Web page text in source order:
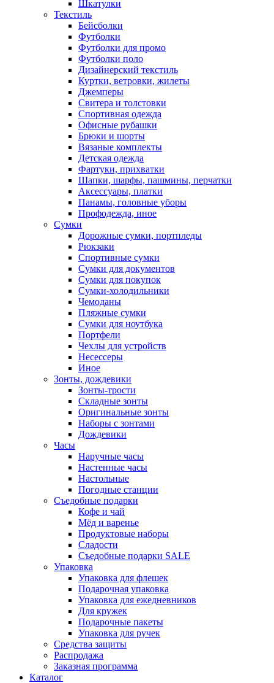
Шкатулки
Текстиль
Бейсболки
Футболки
Футболки для промо
Футболки поло
Дизайнерский текстиль
Куртки, ветровки, жилеты
Джемперы
Свитера и толстовки
Спортивная одежда
Офисные рубашки
Брюки и шорты
Вязаные комплекты
Детская одежда
Фартуки, прихватки
Шапки, шарфы, пашмины, перчатки
Аксессуары, платки
Панамы, головные уборы
Профодежда, иное
Сумки
Дорожные сумки, портпледы
Рюкзаки
Спортивные сумки
Сумки для документов
Сумки для покупок
Сумки-холодильники
Чемоданы
Пляжные сумки
Сумки для ноутбука
Портфели
Чехлы для устройств
Несессеры
Иное
Зонты, дождевики
Зонты-трости
Складные зонты
Оригинальные зонты
Наборы с зонтами
Дождевики
Часы
Наручные часы
Настенные часы
Настольные
Погодные станции
Съедобные подарки
Кофе и чай
Мёд и варенье
Продуктовые наборы
Сладости
Съедобные подарки SALE
Упаковка
Упаковка для флешек
Подарочная упаковка
Упаковка для ежедневников
Для кружек
Подарочные пакеты
Упаковка для ручек
Средства защиты
Распродажа
Заказная программа
Каталог